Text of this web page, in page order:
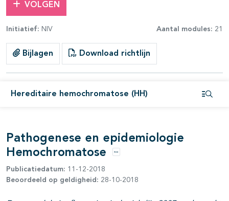
VOLGEN
Initiatief: NIV Aantal modules: 21
Bijlagen Download richtlijn
Hereditaire hemochromatose (HH)
open- en dichtklappen
open- en dichtklappen
open- en dichtklappen
Pathogenese en epidemiologie
Hemochromatose
Opties
Publicatiedatum: 11-12-2018
Beoordeeld op geldigheid: 28-10-2018